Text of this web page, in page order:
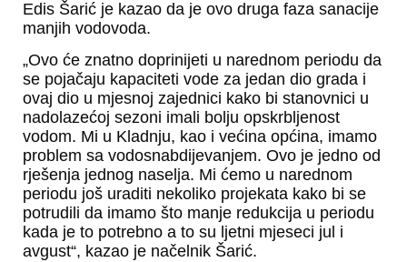
Edis Šarić je kazao da je ovo druga faza sanacije
manjih vodovoda.
„Ovo će znatno doprinijeti u narednom periodu da
se pojačaju kapaciteti vode za jedan dio grada i
ovaj dio u mjesnoj zajednici kako bi stanovnici u
nadolazećoj sezoni imali bolju opskrbljenost
vodom. Mi u Kladnju, kao i većina općina, imamo
problem sa vodosnabdijevanjem. Ovo je jedno od
rješenja jednog naselja. Mi ćemo u narednom
periodu još uraditi nekoliko projekata kako bi se
potrudili da imamo što manje redukcija u periodu
kada je to potrebno a to su ljetni mjeseci jul i
avgust“, kazao je načelnik Šarić.